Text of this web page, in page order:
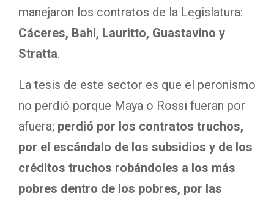
manejaron los contratos de la Legislatura:
Cáceres, Bahl, Lauritto, Guastavino y
Stratta.
La tesis de este sector es que el peronismo
no perdió porque Maya o Rossi fueran por
afuera; perdió por los contratos truchos,
por el escándalo de los subsidios y de los
créditos truchos robándoles a los más
pobres dentro de los pobres, por las